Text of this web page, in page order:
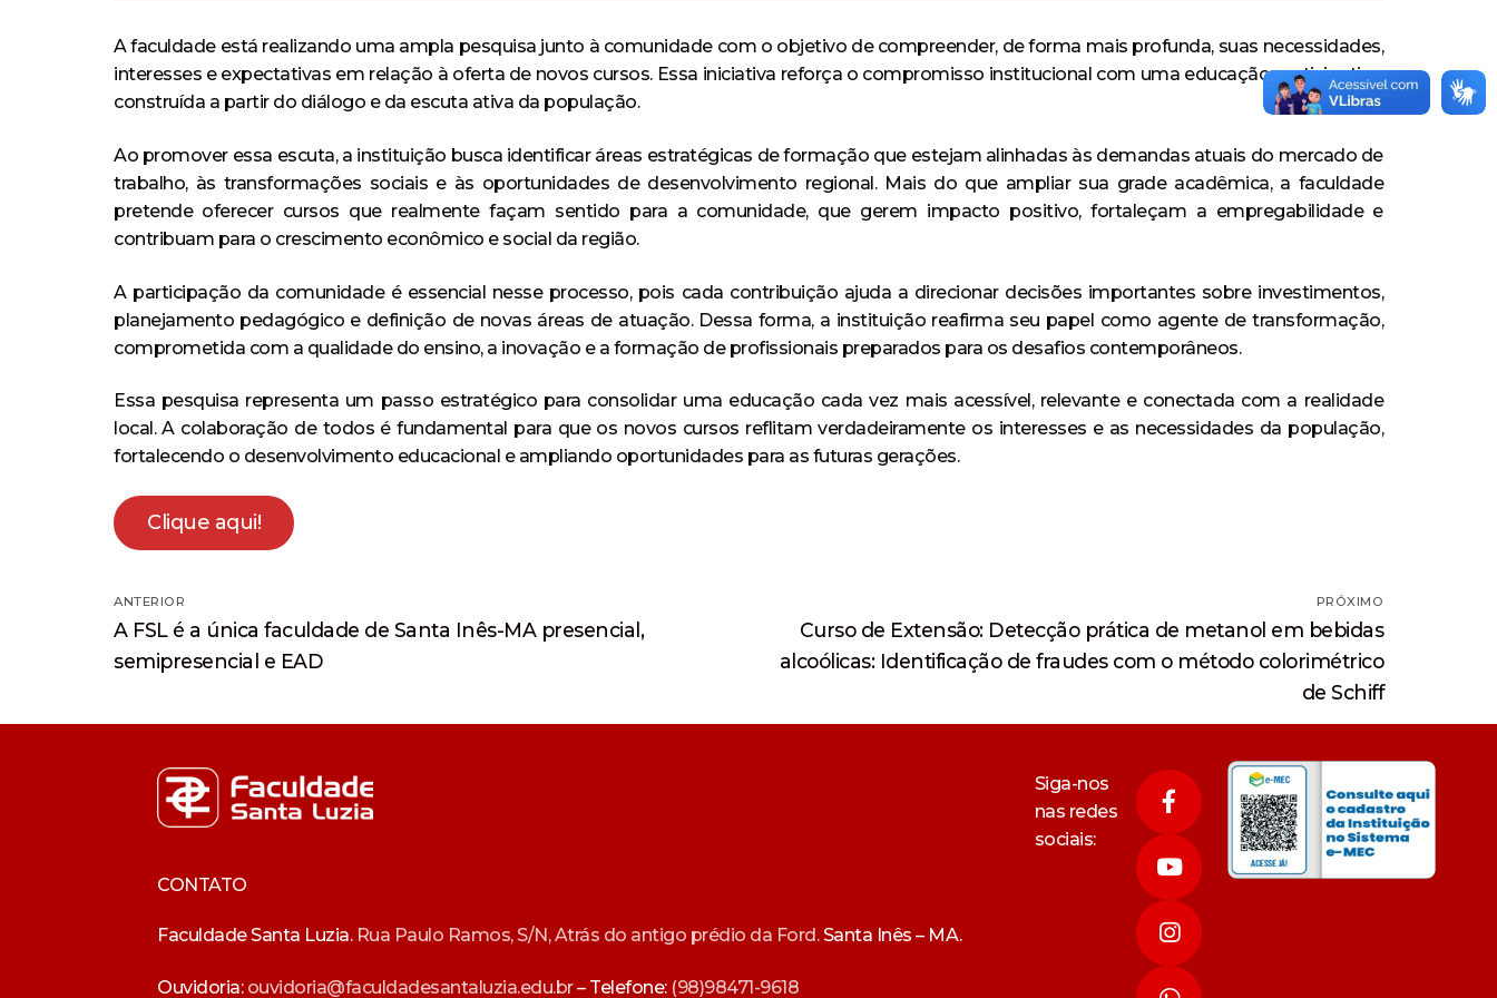
A faculdade está realizando uma ampla pesquisa junto à comunidade com o objetivo de compreender, de forma mais profunda, suas necessidades,
interesses e expectativas em relação à oferta de novos cursos. Essa iniciativa reforça o compromisso institucional com uma educação participativa,
construída a partir do diálogo e da escuta ativa da população.
Ao promover essa escuta, a instituição busca identificar áreas estratégicas de formação que estejam alinhadas às demandas atuais do mercado de
trabalho, às transformações sociais e às oportunidades de desenvolvimento regional. Mais do que ampliar sua grade acadêmica, a faculdade
pretende oferecer cursos que realmente façam sentido para a comunidade, que gerem impacto positivo, fortaleçam a empregabilidade e
contribuam para o crescimento econômico e social da região.
A participação da comunidade é essencial nesse processo, pois cada contribuição ajuda a direcionar decisões importantes sobre investimentos,
planejamento pedagógico e definição de novas áreas de atuação. Dessa forma, a instituição reafirma seu papel como agente de transformação,
comprometida com a qualidade do ensino, a inovação e a formação de profissionais preparados para os desafios contemporâneos.
Essa pesquisa representa um passo estratégico para consolidar uma educação cada vez mais acessível, relevante e conectada com a realidade
local. A colaboração de todos é fundamental para que os novos cursos reflitam verdadeiramente os interesses e as necessidades da população,
fortalecendo o desenvolvimento educacional e ampliando oportunidades para as futuras gerações.
Clique aqui!
Navegação
de
Post
ANTERIOR
Post
anterior:
A FSL é a única faculdade de Santa Inês-MA presencial,
semipresencial e EAD
PRÓXIMO
Próximo
post:
Curso de Extensão: Detecção prática de metanol em bebidas
alcoólicas: Identificação de fraudes com o método colorimétrico
de Schiff
CONTATO
Faculdade Santa Luzia. Rua Paulo Ramos, S/N, Atrás do antigo prédio da Ford.Santa Inês – MA.
Ouvidoria: ouvidoria@faculdadesantaluzia.edu.br– Telefone: (98)98471-9618
Siga-nos
nas redes
sociais: